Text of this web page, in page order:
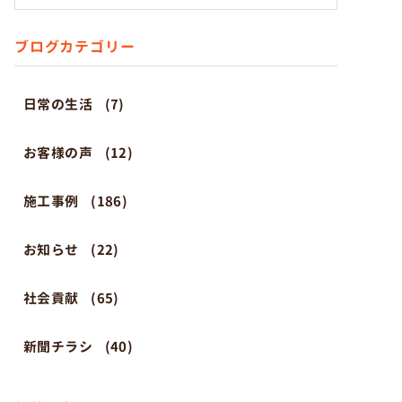
ブログカテゴリー
日常の生活 (7)
お客様の声 (12)
施工事例 (186)
お知らせ (22)
社会貢献 (65)
新聞チラシ (40)